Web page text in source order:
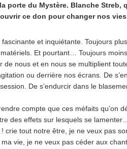
porte du Mystère. Blanche Streb,
ce don pour changer nos
et inquiétante. Toujours
Et pourtant… Toujours
de nous et en nous se multiplient
ou derrière nos écrans. De
De s’endurcir dans le
compte que ces méfaits qu’on
des effets sur lesquels se
crie tout notre être, je ne veux pas
vie, je ne veux pas céder aux